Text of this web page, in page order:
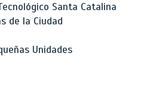
Santa Catalina
de la Ciudad
Unidades